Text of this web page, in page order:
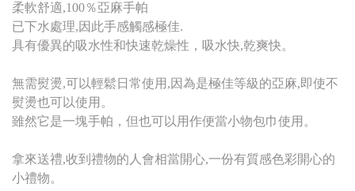
柔軟舒適,100％亞麻手帕
已下水處理,因此手感觸感極佳.
具有優異的吸水性和快速乾燥性，吸水快,乾爽快。
無需熨燙,可以輕鬆日常使用,因為是極佳等級的亞麻,即使不
熨燙也可以使用。
雖然它是一塊手帕，但也可以用作便當小物包巾使用。
拿來送禮,收到禮物的人會相當開心,一份有質感色彩開心的
小禮物。